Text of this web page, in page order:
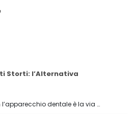
Storti: l’Alternativa
dentale è la via …